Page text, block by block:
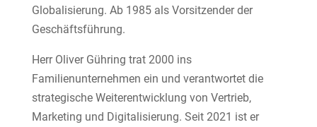
Globalisierung. Ab 1985 als Vorsitzender der
Geschäftsführung.
Herr Oliver Gühring trat 2000 ins
Familienunternehmen ein und verantwortet die
strategische Weiterentwicklung von Vertrieb,
Marketing und Digitalisierung. Seit 2021 ist er